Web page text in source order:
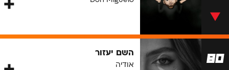
80 השם יעזור
אודיה